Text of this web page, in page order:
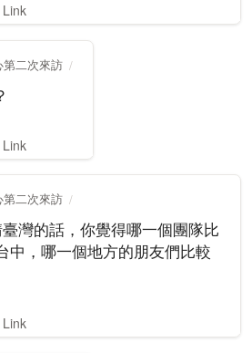
Link
第二次來訪
Link
第二次來訪
灣的話，你覺得哪一個團隊比
中，哪一個地方的朋友們比較
Link